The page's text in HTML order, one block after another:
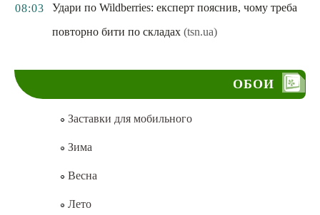
08:03
Удари по Wildberries: експерт пояснив, чому треба
повторно бити по складах (tsn.ua)
ОБОИ
Заставки для мобильного
Зима
Весна
Лето